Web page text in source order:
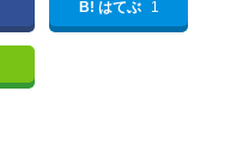
B! はてぶ 1